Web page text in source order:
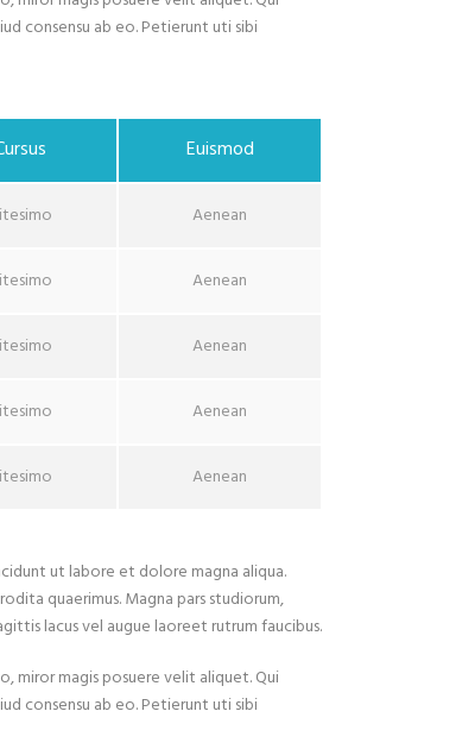
consensu ab eo. Petierunt uti sibi
Euismod
Aenean
Aenean
Aenean
Aenean
Aenean
ut labore et dolore magna aliqua.
quaerimus. Magna pars studiorum,
lacus vel augue laoreet rutrum faucibus.
miror magis posuere velit aliquet. Qui
consensu ab eo. Petierunt uti sibi